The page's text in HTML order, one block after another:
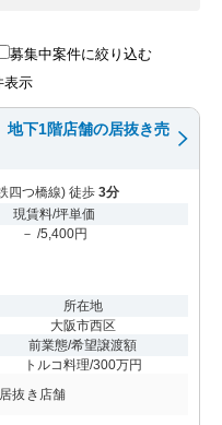
募集中案件に絞り込む
表示
地下1階店舗の居抜き売
四つ橋線) 徒歩 3分
現賃料/坪単価
－ /5,400円
所在地
大阪市西区
前業態/希望譲渡額
トルコ料理/300万円
抜き店舗